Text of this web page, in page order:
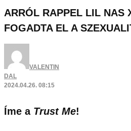
ARRÓL RAPPEL LIL NAS
FOGADTA EL A
VALENTIN
DAL
2024.04.26. 08:15
Íme a Trust Me!